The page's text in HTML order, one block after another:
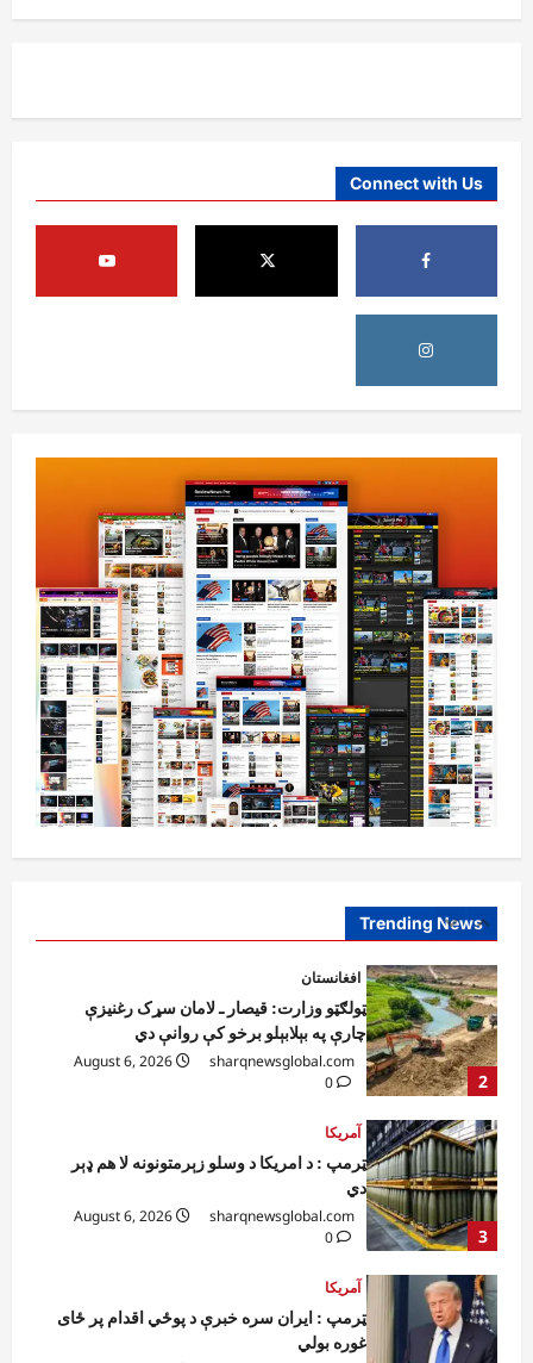
Connect with Us
Trending News
آمریکا
4
ټرمپ : ایران سره خبرې د پوځي اقدام پر ځای
غوره بولي
0
5
افغانستان
کورنیو چارو وزارت: حیرتان کې د بهرنیو
اسعارو د قاچاق هڅه شنډه شوه
sharqnewsglobal.com
August 6, 2026
1
افغانستان
ننګرهار کې د تېلو یو شمېر پمپونه وتړل شول
sharqnewsglobal.com
August 6, 2026
0
2
افغانستان
sharqnewsglobal.com
3
آمریکا
ټرمپ : د امریکا د وسلو زېرمتونونه لا هم ډېر
دي
sharqnewsglobal.com
0
4
آمریکا
ټرمپ : ایران سره خبرې د پوځي اقدام پر ځای
غوره بولي
sharqnewsglobal.com
0
افغانستان
کورنیو چارو وزارت: حیرتان کې د بهرنیو
اسعارو د قاچاق هڅه شنډه شوه